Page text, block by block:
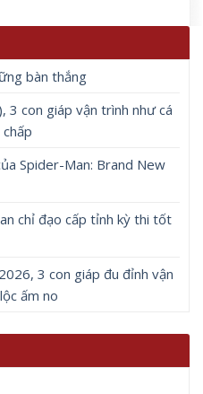
bàn thắng
3 con giáp vận trình như cá
Spider-Man: Brand New
chỉ đạo cấp tỉnh kỳ thi tốt
3 con giáp đu đỉnh vận
ấm no